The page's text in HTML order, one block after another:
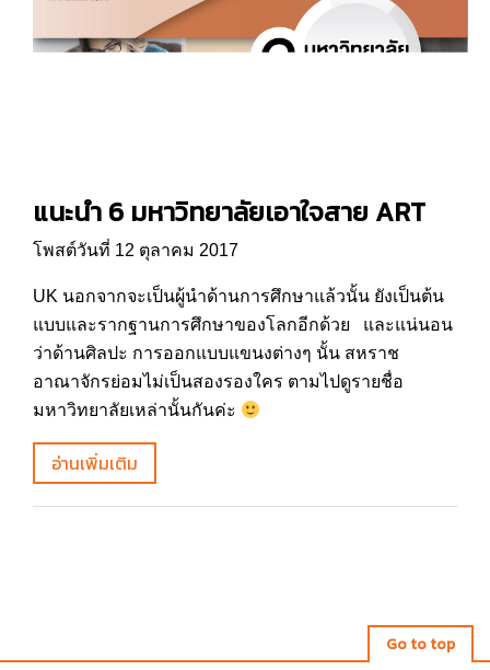
แนะนำ 6 มหาวิทยาลัยเอาใจสาย ART
โพสต์วันที่ 12 ตุลาคม 2017
UK นอกจากจะเป็นผู้นำด้านการศึกษาแล้วนั้น ยังเป็นต้น
แบบและรากฐานการศึกษาของโลกอีกด้วย และแน่นอน
ว่าด้านศิลปะ การออกแบบแขนงต่างๆ นั้น สหราช
อาณาจักรย่อมไม่เป็นสองรองใคร ตามไปดูรายชื่อ
มหาวิทยาลัยเหล่านั้นกันค่ะ
อ่านเพิ่มเติม
Go to top